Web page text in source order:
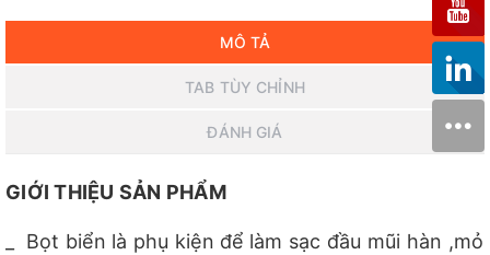
MÔ TẢ
TAB TÙY CHỈNH
ĐÁNH GIÁ
GIỚI THIỆU SẢN PHẨM
_ Bọt biển là phụ kiện để làm sạc đầu mũi hàn ,mỏ